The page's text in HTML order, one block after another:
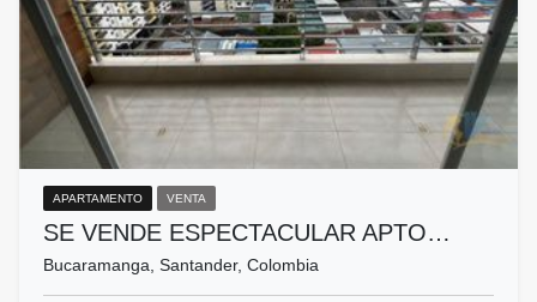
APARTAMENTO VENTA
SE VENDE ESPECTACULAR APTO…
Bucaramanga, Santander, Colombia